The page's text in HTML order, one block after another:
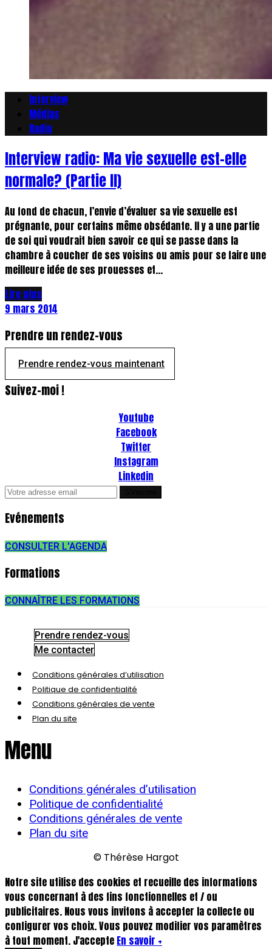
Interview
Médias
Radio
Interview radio: Ma vie sexuelle est-elle
normale? (Partie II)
Au fond de chacun, l’envie d’évaluer sa vie sexuelle est
prégnante, pour certains même obsédante. Il y a une partie
de soi qui voudrait bien savoir ce qui se passe dans la
chambre à coucher de ses voisins ou amis pour se faire une
meilleure idée de ses prouesses et...
Lire plus
9 mars 2014
Prendre un rendez-vous
Prendre rendez-vous maintenant
Suivez-moi !
Youtube
Facebook
Twitter
Instagram
Linkedin
Evénements
CONSULTER L'AGENDA
Formations
CONNAÎTRE LES FORMATIONS
Prendre rendez-vous
Me contacter
Conditions générales d’utilisation
Politique de confidentialité
Conditions générales de vente
Plan du site
Menu
Conditions générales d’utilisation
Politique de confidentialité
Conditions générales de vente
Plan du site
© Thérèse Hargot
Notre site utilise des cookies et recueille des informations
vous concernant à des fins fonctionnelles et / ou
publicitaires. Nous vous invitons à accepter la collecte ou
configurer vos choix. Vous pouvez modifier vos paramètres
à tout moment. J'accepte En savoir +